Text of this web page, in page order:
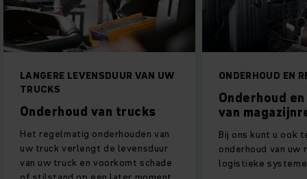
LANGERE LEVENSDUUR VAN UW
TRUCKS
Onderhoud van trucks
Het regelmatig onderhouden van
uw truck verlengt de levensduur
van uw truck en voorkomt schade
ONDERHOUD EN
Onderhoud
van
Bij ons kunt u ook
onderhoud van uw
logistieke